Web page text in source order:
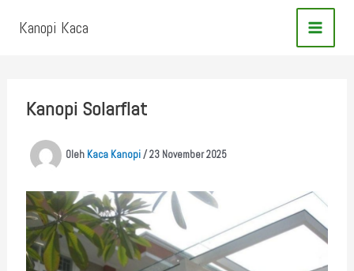
Kanopi Kaca
Kanopi Solarflat
Oleh Kaca Kanopi/23 November 2025